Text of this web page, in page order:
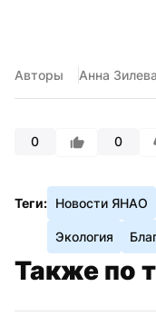
Авторы Анна Зилева
0 0
Теги: Новости ЯНАО
Экология
Также по